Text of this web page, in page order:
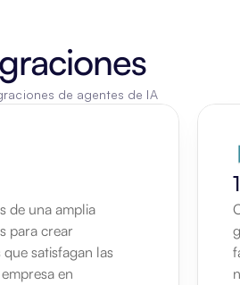
de agentes de IA
de una amplia
para crear
satisfagan las
en